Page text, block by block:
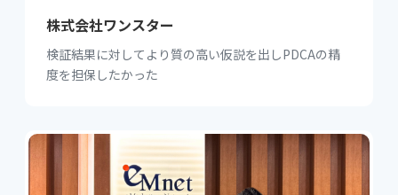
株式会社ワンスター
検証結果に対してより質の高い仮説を出しPDCAの精
度を担保したかった